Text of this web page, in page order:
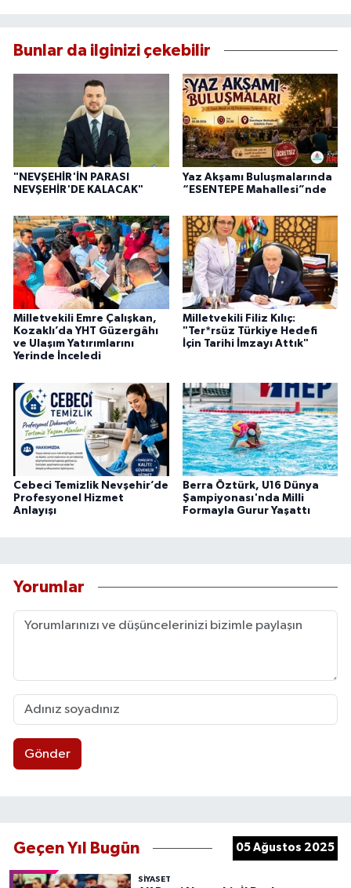
Bunlar da ilginizi çekebilir
"NEVŞEHİR'İN PARASI
NEVŞEHİR'DE KALACAK"
Yaz Akşamı Buluşmalarında
“ESENTEPE Mahallesi”nde
Milletvekili Emre Çalışkan,
Kozaklı’da YHT Güzergâhı
ve Ulaşım Yatırımlarını
Yerinde İnceledi
Milletvekili Filiz Kılıç:
"Ter*rsüz Türkiye Hedefi
İçin Tarihi İmzayı Attık"
Cebeci Temizlik Nevşehir’de
Profesyonel Hizmet
Anlayışı
Berra Öztürk, U16 Dünya
Şampiyonası'nda Milli
Formayla Gurur Yaşattı
Yorumlar
Gönder
Geçen Yıl Bugün 05 Ağustos 2025
SIYASET